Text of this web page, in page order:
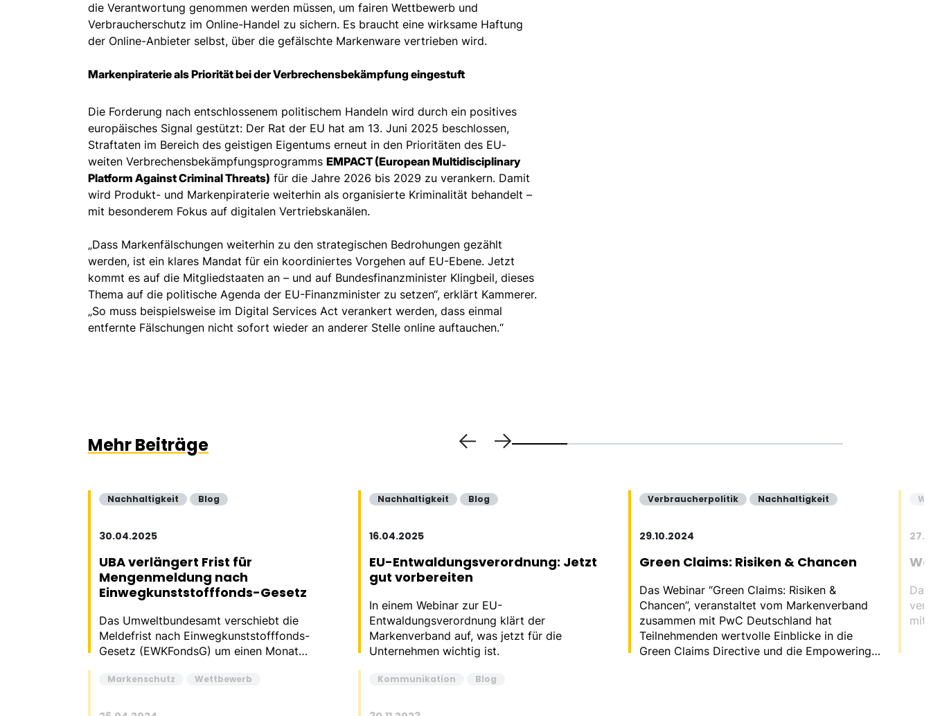
die Verantwortung genommen werden müssen, um fairen Wettbewerb und
Verbraucherschutz im Online-Handel zu sichern. Es braucht eine wirksame Haftung
der Online-Anbieter selbst, über die gefälschte Markenware vertrieben wird.
Markenpiraterie als Priorität bei der Verbrechensbekämpfung eingestuft
Die Forderung nach entschlossenem politischem Handeln wird durch ein positives
europäisches Signal gestützt: Der Rat der EU hat am 13. Juni 2025 beschlossen,
Straftaten im Bereich des geistigen Eigentums erneut in den Prioritäten des EU-
weiten Verbrechensbekämpfungsprogramms EMPACT (European Multidisciplinary
Platform Against Criminal Threats) für die Jahre 2026 bis 2029 zu verankern. Damit
wird Produkt- und Markenpiraterie weiterhin als organisierte Kriminalität behandelt –
mit besonderem Fokus auf digitalen Vertriebskanälen.
„Dass Markenfälschungen weiterhin zu den strategischen Bedrohungen gezählt
werden, ist ein klares Mandat für ein koordiniertes Vorgehen auf EU-Ebene. Jetzt
kommt es auf die Mitgliedstaaten an – und auf Bundesfinanzminister Klingbeil, dieses
Thema auf die politische Agenda der EU-Finanzminister zu setzen“, erklärt Kammerer.
„So muss beispielsweise im Digital Services Act verankert werden, dass einmal
entfernte Fälschungen nicht sofort wieder an anderer Stelle online auftauchen.“
Mehr Beiträge
Nachhaltigkeit Blog
30.04.2025
UBA verlängert Frist für
Mengenmeldung nach
Einwegkunststofffonds-Gesetz
Das Umweltbundesamt verschiebt die
Meldefrist nach Einwegkunststofffonds-
Gesetz (EWKFondsG) um einen Monat
Nachhaltigkeit Blog
16.04.2025
EU-Entwaldungsverordnung: Jetzt
gut vorbereiten
In einem Webinar zur EU-
Entwaldungsverordnung klärt der
Markenverband auf, was jetzt für die
Unternehmen wichtig ist.
Verbraucherpolitik Nachhaltigkeit
29.10.2024
Green Claims: Risiken & Chancen
Das Webinar “Green Claims: Risiken &
Chancen”, veranstaltet vom Markenverband
zusammen mit PwC Deutschland hat
Teilnehmenden wertvolle Einblicke in die
Green Claims Directive und die Empowering
Markenschutz Wettbewerb Kommunikation Blog